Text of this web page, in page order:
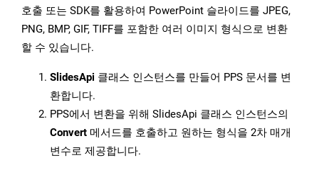
호출 또는 SDK를 활용하여 PowerPoint 슬라이드를 JPEG,
PNG, BMP, GIF, TIFF를 포함한 여러 이미지 형식으로 변환
할 수 있습니다.
SlidesApi 클래스 인스턴스를 만들어 PPS 문서를 변
환합니다.
PPS에서 변환을 위해 SlidesApi 클래스 인스턴스의
Convert 메서드를 호출하고 원하는 형식을 2차 매개
변수로 제공합니다.